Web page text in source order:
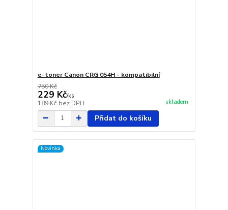
e-toner Canon CRG 054H - kompatibilní
750 Kč
229 Kč/ks
189 Kč bez DPH skladem
Přidat do košíku
Novinka